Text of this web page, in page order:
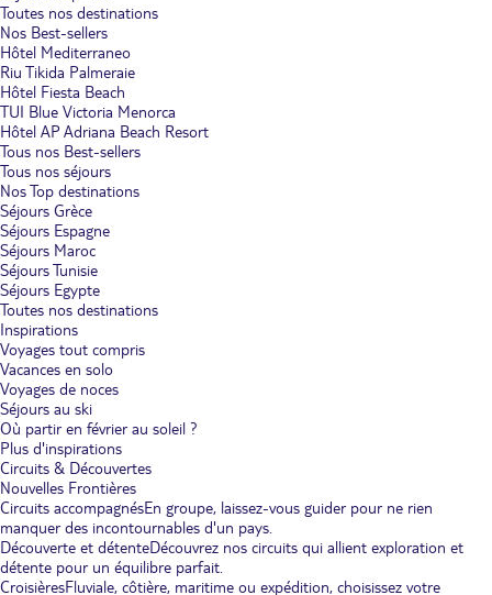
Toutes nos destinations
Nos Best-sellers
Hôtel Mediterraneo
Riu Tikida Palmeraie
Hôtel Fiesta Beach
TUI Blue Victoria Menorca
Hôtel AP Adriana Beach Resort
Tous nos Best-sellers
Tous nos séjours
Nos Top destinations
Séjours Grèce
Séjours Espagne
Séjours Maroc
Séjours Tunisie
Séjours Egypte
Toutes nos destinations
Inspirations
Voyages tout compris
Vacances en solo
Voyages de noces
Séjours au ski
Où partir en février au soleil ?
Plus d'inspirations
Circuits & Découvertes
Nouvelles Frontières
Circuits accompagnésEn groupe, laissez-vous guider pour ne rien
manquer des incontournables d'un pays.
Découverte et détenteDécouvrez nos circuits qui allient exploration et
détente pour un équilibre parfait.
CroisièresFluviale, côtière, maritime ou expédition, choisissez votre